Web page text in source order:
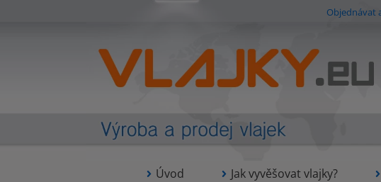
Objednávat
Úvod Jak vyvěšovat vlajky?